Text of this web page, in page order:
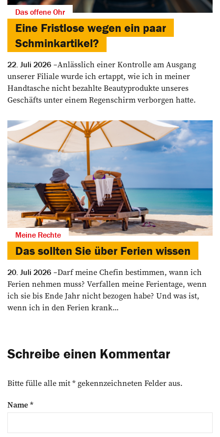
Das offene Ohr
Eine Fristlose wegen ein paar
Schminkartikel?
22. Juli 2026
Anlässlich einer Kontrolle am Ausgang
unserer Filiale wurde ich ertappt, wie ich in meiner
Handtasche nicht bezahlte Beautyprodukte unseres
Geschäfts unter einem Regenschirm verborgen hatte.
Meine Rechte
Das sollten Sie über Ferien wissen
20. Juli 2026
Darf meine Chefin bestimmen, wann ich
Ferien nehmen muss? Verfallen meine Ferientage, wenn
ich sie bis Ende Jahr nicht bezogen habe? Und was ist,
wenn ich in den Ferien krank...
Schreibe einen Kommentar
Bitte fülle alle mit * gekennzeichneten Felder aus.
Name*